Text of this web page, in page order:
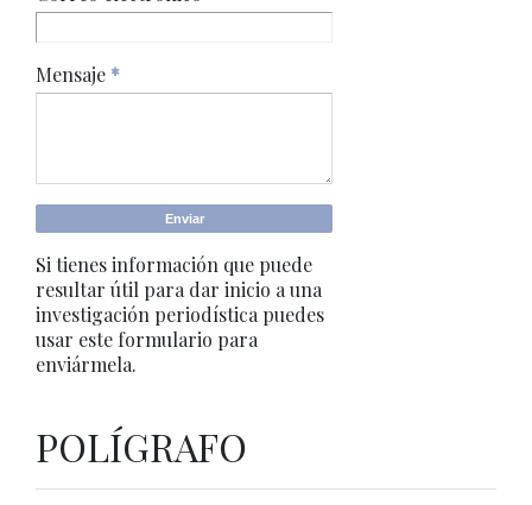
Mensaje *
Si tienes información que puede
resultar útil para dar inicio a una
investigación periodística puedes
usar este formulario para
enviármela.
POLÍGRAFO